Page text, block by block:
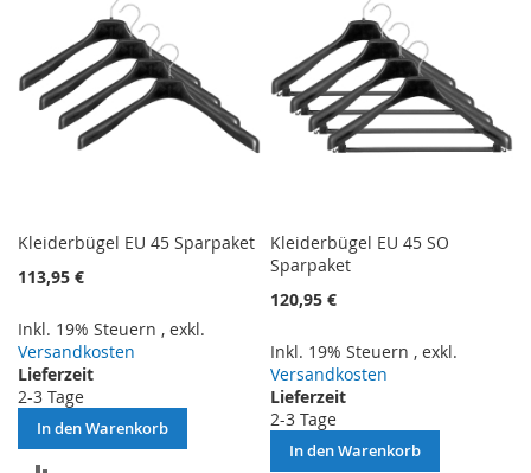
Kleiderbügel EU 45 Sparpaket
113,95 €
Inkl. 19% Steuern , exkl.
Versandkosten
Lieferzeit
2-3 Tage
In den Warenkorb
Kleiderbügel EU 45 SO
Sparpaket
120,95 €
Inkl. 19% Steuern ,exkl.
Versandkosten
Lieferzeit
2-3 Tage
In den Warenkorb